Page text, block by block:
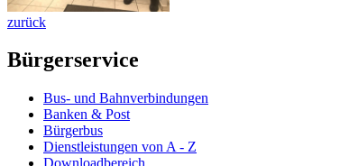
zurück
Bürgerservice
Bus- und Bahnverbindungen
Banken & Post
Bürgerbus
Dienstleistungen von A - Z